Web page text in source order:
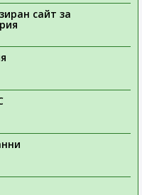
сайт за